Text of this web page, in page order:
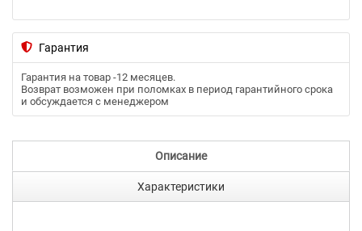
Гарантия
Гарантия на товар -12 месяцев.
Возврат возможен при поломках в период гарантийного срока
и обсуждается с менеджером
Описание
Характеристики